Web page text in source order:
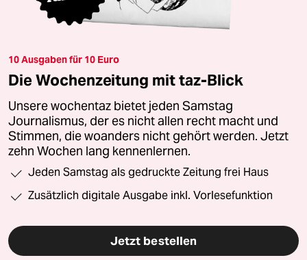
10 Ausgaben für 10 Euro
Die Wochenzeitung mit taz-Blick
Unsere wochentaz bietet jeden Samstag
Journalismus, der es nicht allen recht macht und
Stimmen, die woanders nicht gehört werden. Jetzt
zehn Wochen lang kennenlernen.
Jeden Samstag als gedruckte Zeitung frei Haus
Zusätzlich digitale Ausgabe inkl. Vorlesefunktion
Jetzt bestellen